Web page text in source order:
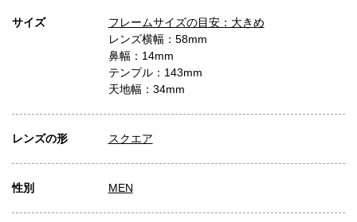
サイズ
フレームサイズの目安：大きめ
レンズ横幅：58mm
鼻幅：14mm
テンプル：143mm
天地幅：34mm
レンズの形 スクエア
性別 MEN